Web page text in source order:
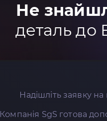
Не
деталь до
Надішліть заявку на
Компанія SgS готова